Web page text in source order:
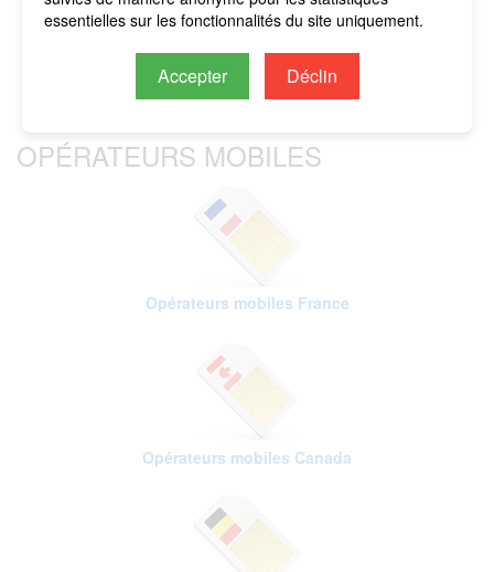
essentielles sur les fonctionnalités du site uniquement.
Accepter Déclin
imputés sur le crédit restant.
OPÉRATEURS MOBILES
Opérateurs mobiles France
Opérateurs mobiles Canada